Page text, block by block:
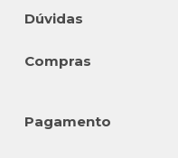
Dúvidas
Compras
Pagamento